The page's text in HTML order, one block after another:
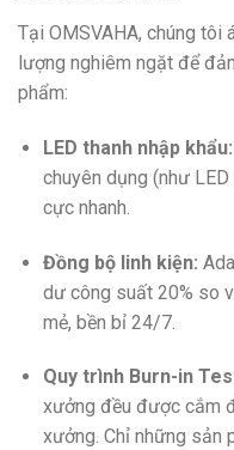
Tại OMSVAHA, chúng tôi
lượng nghiêm ngặt để
phẩm:
LED thanh nhập khẩu:
chuyên dụng (như
cực nhanh.
Đồng bộ linh kiện:
dư công suất 20% so
mẻ, bền bỉ 24/7.
Quy trình Burn-in
xưởng đều được cắm
xưởng. Chỉ những sản